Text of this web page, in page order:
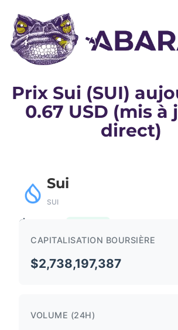
Prix Sui (SUI)
0.67 USD (mis à
direct)
Sui
SUI
$0.67
CAPITALISATION BOURSIÈRE
$2,738,197,387
VOLUME (24H)